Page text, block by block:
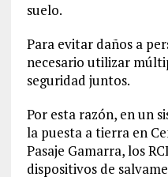
suelo.
Para evitar daños a
necesario utilizar
seguridad juntos.
Por esta razón, en un
la puesta a tierra en
Pasaje Gamarra, los
dispositivos de